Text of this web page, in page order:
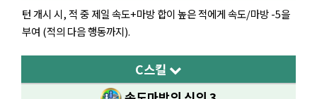
턴 개시 시, 적 중 제일 속도+마방 합이 높은 적에게 속도/마방 -5을
부여 (적의 다음 행동까지).
C스킬